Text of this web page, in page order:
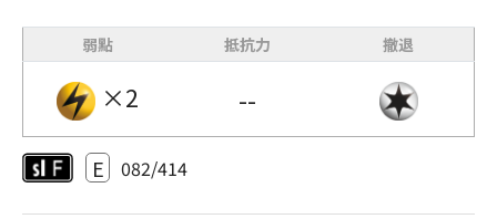
弱點 抵抗力 撤退
×2 --
E 082/414